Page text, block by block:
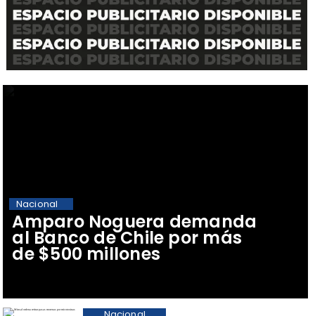
Amparo Noguera demanda
al Banco de Chile por más
de $500 millones
Nacional